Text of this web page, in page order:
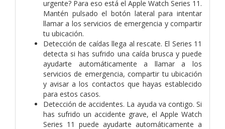
urgente? Para eso está el Apple Watch Series 11.
Mantén pulsado el botón lateral para intentar
llamar a los servicios de emergencia y compartir
tu ubicación.
Detección de caídas llega al rescate. El Series 11
detecta si has sufrido una caída brusca y puede
ayudarte automáticamente a llamar a los
servicios de emergencia, compartir tu ubicación
y avisar a los contactos que hayas establecido
para estos casos.
Detección de accidentes. La ayuda va contigo. Si
has sufrido un accidente grave, el Apple Watch
Series 11 puede ayudarte automáticamente a